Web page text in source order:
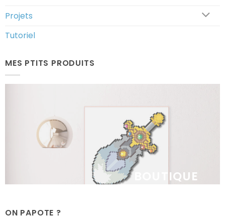
Projets
Tutoriel
MES PTITS PRODUITS
BOUTIQUE
ON PAPOTE ?